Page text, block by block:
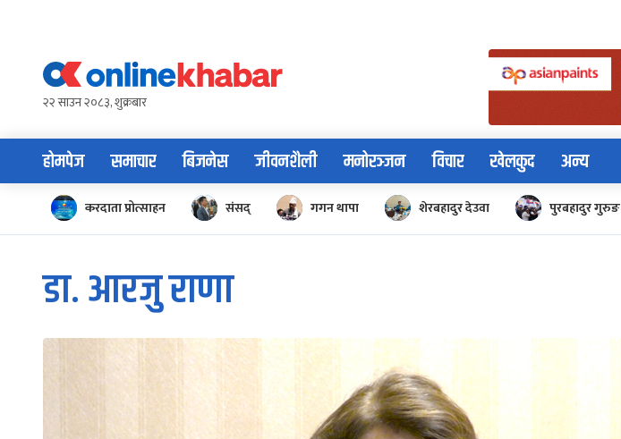
content२२ साउन २०८३, शुक्रबार
होमपेज समाचार बिजनेस जीवनशैली मनोरञ्जन विचार खेलकुद अन्य
करदाता प्रोत्साहन संसद् गगन थापा शेरबहादुर देउवा पुरबहादुर गुरुङ
डा. आरजु राणा